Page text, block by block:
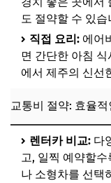
도 절약할 수 있습
직접 요리: 에어
면 간단한 아침
에서 제주의 신선
교통비 절약: 효율
렌터카 비교: 다
고, 일찍 예약할
나 소형차를 선택